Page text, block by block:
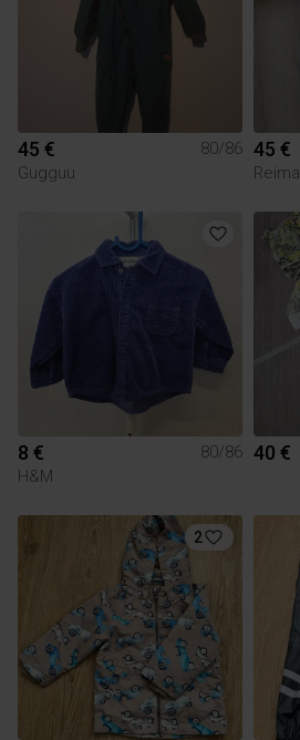
45 €
80/86
Gugguu
45 €
Reima
8 €
80/86
H&M
40 €
2